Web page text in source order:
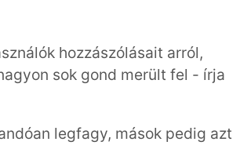
hozzászólásait arról,
sok gond merült fel - írja
legfagy, mások pedig azt